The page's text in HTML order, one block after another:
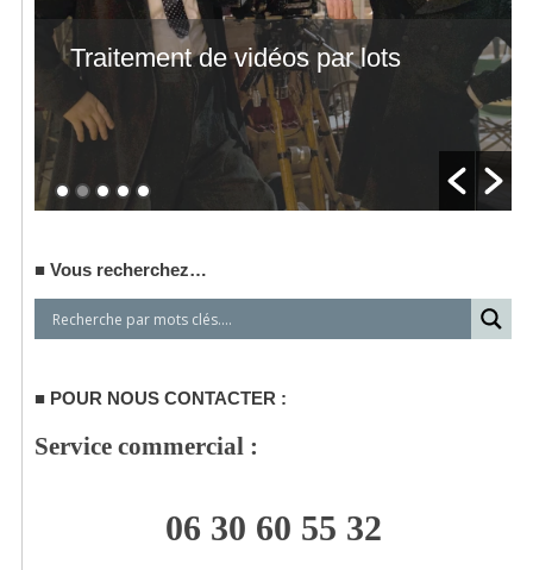
Traitement de vidéos par lots
Vous recherchez…
POUR NOUS CONTACTER :
Service commercial :
06 30 60 55 32